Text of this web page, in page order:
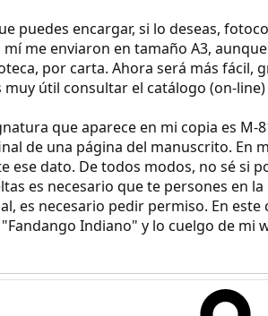
puedes encargar, si lo deseas,
me enviaron en tamaño A3,
por carta. Ahora será más fácil,
útil consultar el catálogo (on-
que aparece en mi copia es M-
de una página del manuscrito. En
dato. De todos modos, no sé si
es necesario que te persones en la
es necesario pedir permiso. En
Indiano" y lo cuelgo de mi